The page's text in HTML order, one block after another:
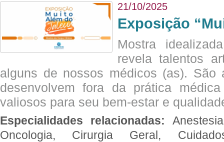
21/10/2025
Exposição
Mostra
revela talentos
alguns de nossos médicos (as). São
desenvolvem fora da prática
valiosos para seu bem-estar e
Especialidades relacionadas:
Oncologia, Cirurgia Geral,